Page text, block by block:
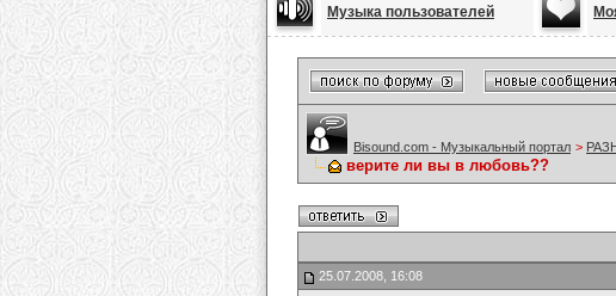
Музыка пользователей
Bisound.com - Музыкальный портал >
верите ли вы в любовь??
25.07.2008, 16:08